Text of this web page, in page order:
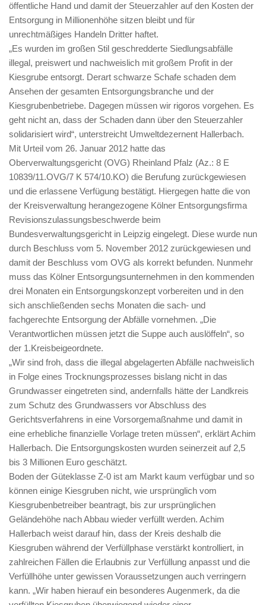
öffentliche Hand und damit der Steuerzahler auf den Kosten der
Entsorgung in Millionenhöhe sitzen bleibt und für
unrechtmäßiges Handeln Dritter haftet.
„Es wurden im großen Stil geschredderte Siedlungsabfälle
illegal, preiswert und nachweislich mit großem Profit in der
Kiesgrube entsorgt. Derart schwarze Schafe schaden dem
Ansehen der gesamten Entsorgungsbranche und der
Kiesgrubenbetriebe. Dagegen müssen wir rigoros vorgehen. Es
geht nicht an, dass der Schaden dann über den Steuerzahler
solidarisiert wird“, unterstreicht Umweltdezernent Hallerbach.
Mit Urteil vom 26. Januar 2012 hatte das
Oberverwaltungsgericht (OVG) Rheinland Pfalz (Az.: 8 E
10839/11.OVG/7 K 574/10.KO) die Berufung zurückgewiesen
und die erlassene Verfügung bestätigt. Hiergegen hatte die von
der Kreisverwaltung herangezogene Kölner Entsorgungsfirma
Revisionszulassungsbeschwerde beim
Bundesverwaltungsgericht in Leipzig eingelegt. Diese wurde nun
durch Beschluss vom 5. November 2012 zurückgewiesen und
damit der Beschluss vom OVG als korrekt befunden. Nunmehr
muss das Kölner Entsorgungsunternehmen in den kommenden
drei Monaten ein Entsorgungskonzept vorbereiten und in den
sich anschließenden sechs Monaten die sach- und
fachgerechte Entsorgung der Abfälle vornehmen. „Die
Verantwortlichen müssen jetzt die Suppe auch auslöffeln“, so
der 1.Kreisbeigeordnete.
„Wir sind froh, dass die illegal abgelagerten Abfälle nachweislich
in Folge eines Trocknungsprozesses bislang nicht in das
Grundwasser eingetreten sind, andernfalls hätte der Landkreis
zum Schutz des Grundwassers vor Abschluss des
Gerichtsverfahrens in eine Vorsorgemaßnahme und damit in
eine erhebliche finanzielle Vorlage treten müssen“, erklärt Achim
Hallerbach. Die Entsorgungskosten wurden seinerzeit auf 2,5
bis 3 Millionen Euro geschätzt.
Boden der Güteklasse Z-0 ist am Markt kaum verfügbar und so
können einige Kiesgruben nicht, wie ursprünglich vom
Kiesgrubenbetreiber beantragt, bis zur ursprünglichen
Geländehöhe nach Abbau wieder verfüllt werden. Achim
Hallerbach weist darauf hin, dass der Kreis deshalb die
Kiesgruben während der Verfüllphase verstärkt kontrolliert, in
zahlreichen Fällen die Erlaubnis zur Verfüllung anpasst und die
Verfüllhöhe unter gewissen Voraussetzungen auch verringern
kann. „Wir haben hierauf ein besonderes Augenmerk, da die